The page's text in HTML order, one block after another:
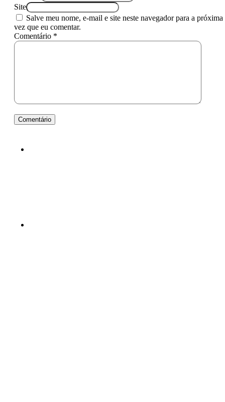
Site
Salve meu nome, e-mail e site neste navegador para a próxima
vez que eu comentar.
Comentário *